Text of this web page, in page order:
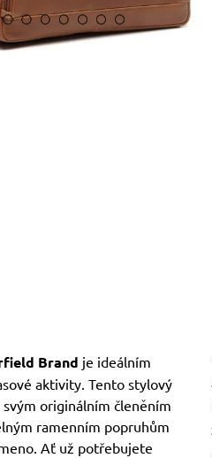
Brand je ideálním
aktivity. Tento stylový
originálním členěním
ramenním popruhům
Ať už potřebujete